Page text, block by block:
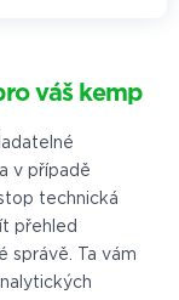
váš kemp
v případě
technická
přehled
správě. Ta vám